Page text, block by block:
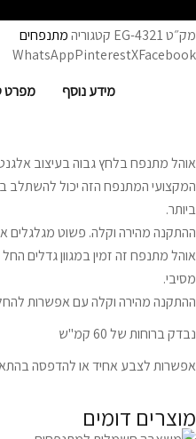
מק״טEG-4321 קטגוריהמתנפחים
Facebook
X
Pinterest
WhatsApp
מידע נוסף
מפרט
אוהל מתנפח בלחץ גבוה בעיצוב
המקצועי המתנפח הזה יכול להשתלב
ביותר.
ההתקנה מהירה וקלה. פשוט מגלגלים
מסיבי.
ההתקנה מהירה וקלה עם אפשרות
נבדק ברוחות של 60 קמ"ש
אפשרות לצבע אחיד או להדפסה
מוצרים דומים